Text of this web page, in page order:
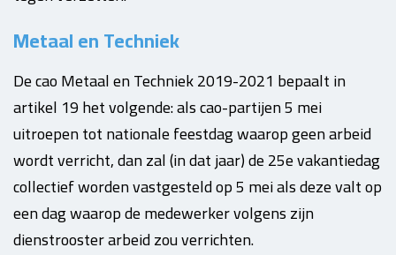
Metaal en Techniek
De cao Metaal en Techniek 2019-2021 bepaalt in
artikel 19 het volgende: als cao-partijen 5 mei
uitroepen tot nationale feestdag waarop geen arbeid
wordt verricht, dan zal (in dat jaar) de 25e vakantiedag
collectief worden vastgesteld op 5 mei als deze valt op
een dag waarop de medewerker volgens zijn
dienstrooster arbeid zou verrichten.